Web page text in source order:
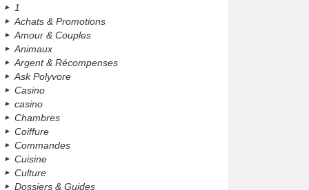
1
Achats & Promotions
Amour & Couples
Animaux
Argent & Récompenses
Ask Polyvore
Casino
casino
Chambres
Coiffure
Commandes
Cuisine
Culture
Dossiers & Guides